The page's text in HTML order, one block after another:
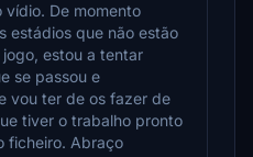
vídio. De momento
estádios que não estão
estou a tentar
se passou e
vou ter de os fazer de
tiver o trabalho pronto
ficheiro. Abraço